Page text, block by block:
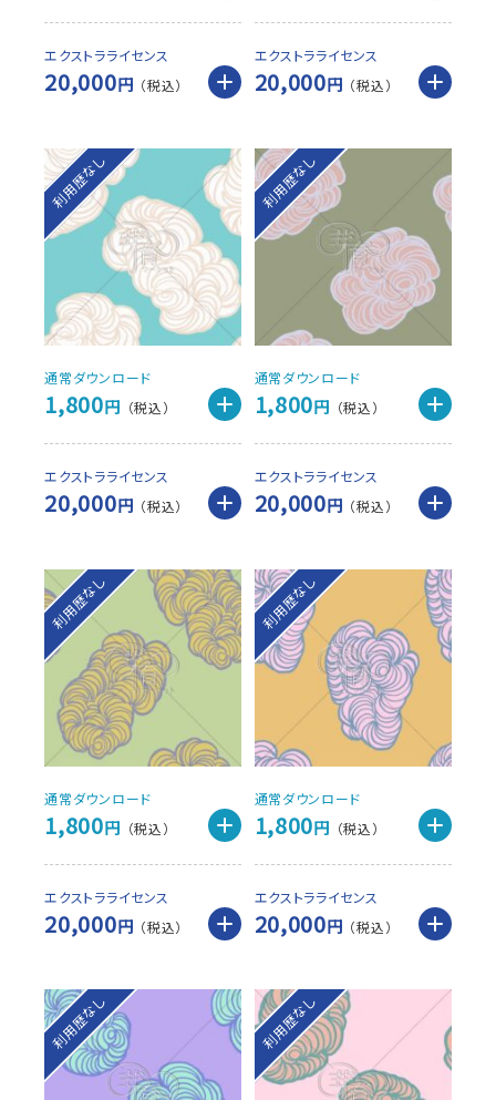
エクストラライセンス
20,000円
エクストラライセンス
20,000円
利用歴なし
通常ダウンロード
1,800円
エクストラライセンス
20,000円
利用歴なし
通常ダウンロード
1,800円
エクストラライセンス
20,000円
利用歴なし
通常ダウンロード
1,800円
エクストラライセンス
20,000円
利用歴なし
通常ダウンロード
1,800円
エクストラライセンス
20,000円
利用歴なし 利用歴なし